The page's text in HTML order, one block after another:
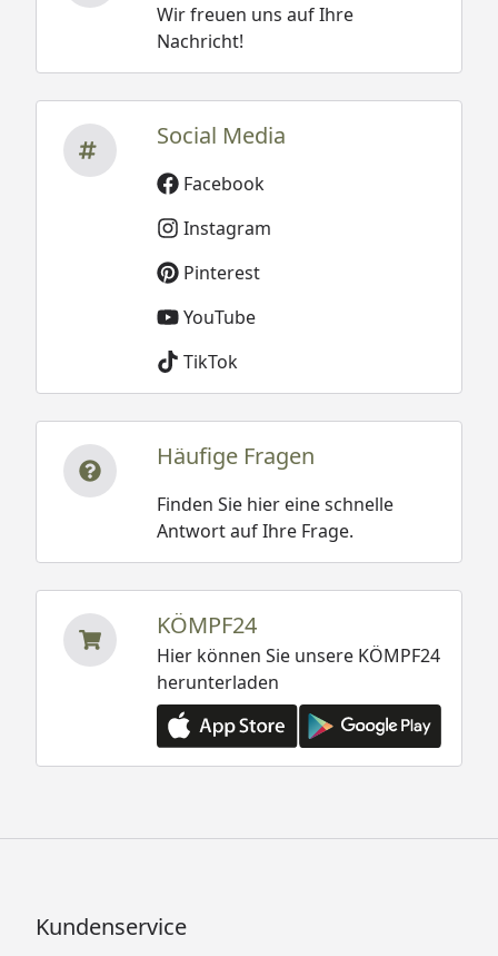
Wir freuen uns auf Ihre
Nachricht!
Social Media
Facebook
Instagram
Pinterest
YouTube
TikTok
Häufige Fragen
Finden Sie hier eine schnelle
Antwort auf Ihre Frage.
KÖMPF24
Hier können Sie unsere KÖMPF24
herunterladen
Kundenservice